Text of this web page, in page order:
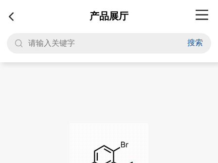
产品展厅
搜索